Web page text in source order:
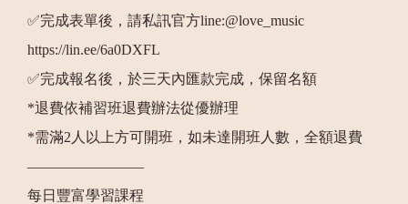
✅完成表單後，請私訊官方line:@love_music
https://lin.ee/6a0DXFL
✅完成報名後，於三天內匯款完成，保留名額
*退費依補習班退費辦法從優辦理
*需滿2人以上方可開班，如未達開班人數，全額退費
————————
每日豐富學習課程